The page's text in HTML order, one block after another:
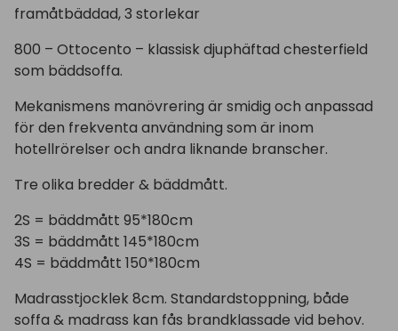
framåtbäddad, 3 storlekar
800 – Ottocento – klassisk djuphäftad chesterfield
som bäddsoffa.
Mekanismens manövrering är smidig och anpassad
för den frekventa användning som är inom
hotellrörelser och andra liknande branscher.
Tre olika bredder & bäddmått.
2S = bäddmått 95*180cm
3S = bäddmått 145*180cm
4S = bäddmått 150*180cm
Madrasstjocklek 8cm. Standardstoppning, både
soffa & madrass kan fås brandklassade vid behov.